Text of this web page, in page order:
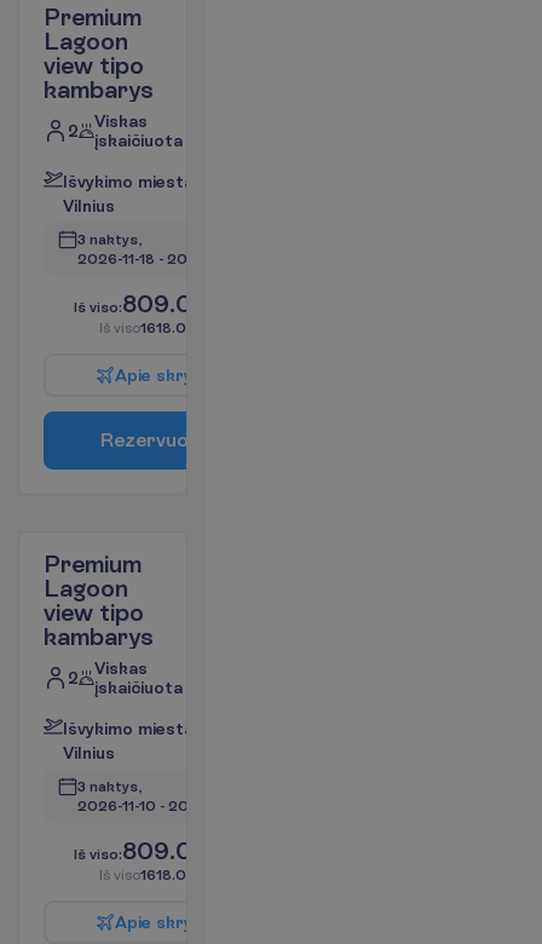
Premium
Lagoon
view tipo
kambarys
2
Viskas
įskaičiuota
Išvykimo miesta
Vilnius
3 naktys,
2026-11-18 - 2026-11-21
Iš viso:809.00
Iš viso1618.00
Apie skry
Rezervuo
Premium
Lagoon
view tipo
kambarys
2
Viskas
įskaičiuota
Išvykimo miesta
Vilnius
3 naktys,
2026-11-10 - 2026-11-13
Iš viso:809.00
Iš viso1618.00
Apie skry